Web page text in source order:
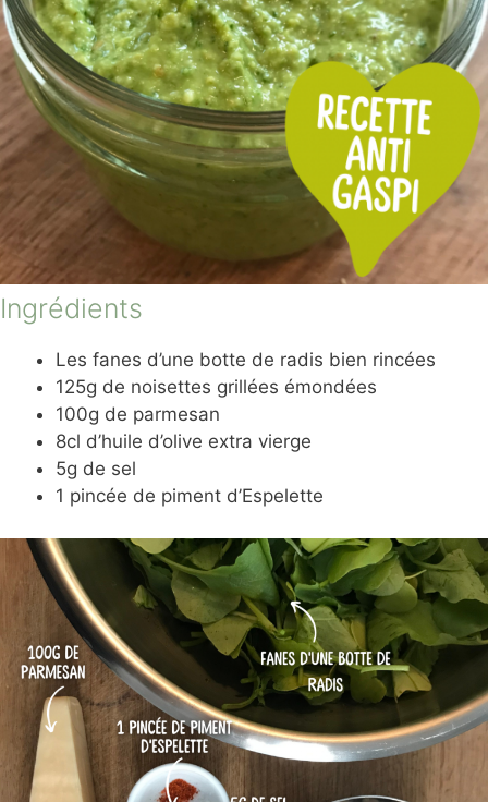
Ingrédients
Les fanes d’une botte de radis bien rincées
125g de noisettes grillées émondées
100g de parmesan
8cl d’huile d’olive extra vierge
5g de sel
1 pincée de piment d’Espelette